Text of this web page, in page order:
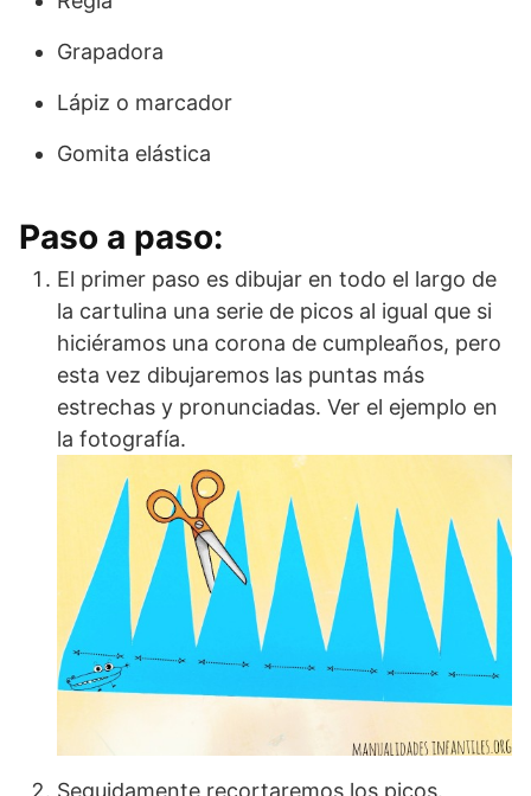
Grapadora
Lápiz o marcador
Gomita elástica
Paso a paso:
El primer paso es dibujar en todo el largo de
la cartulina una serie de picos al igual que si
hiciéramos una corona de cumpleaños, pero
esta vez dibujaremos las puntas más
estrechas y pronunciadas. Ver el ejemplo en
la fotografía.
Seguidamente recortaremos los picos.